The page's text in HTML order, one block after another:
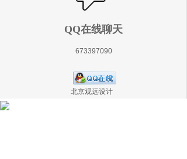
QQ在线聊天
北京观远设计
673397090